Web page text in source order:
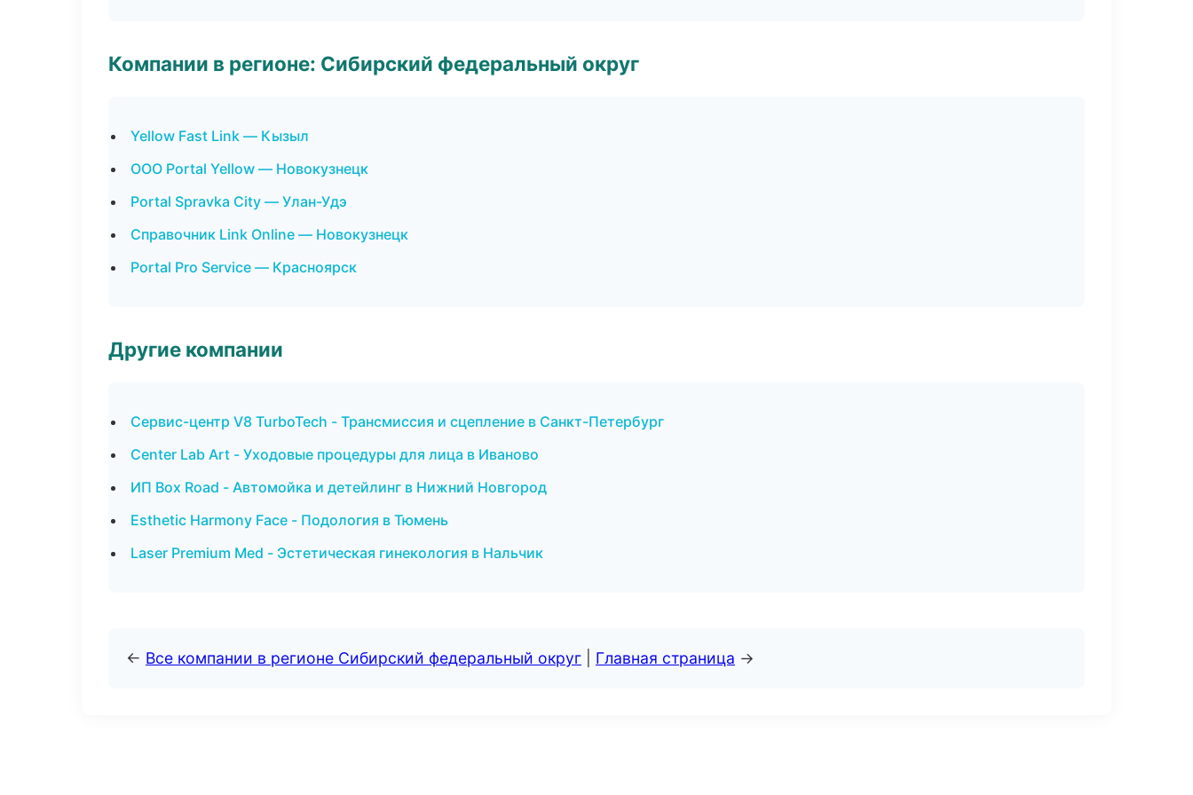
Компании в регионе: Сибирский федеральный округ
Yellow Fast Link — Кызыл
ООО Portal Yellow — Новокузнецк
Portal Spravka City — Улан-Удэ
Справочник Link Online — Новокузнецк
Portal Pro Service — Красноярск
Другие компании
Сервис-центр V8 TurboTech - Трансмиссия и сцепление в Санкт-Петербург
Center Lab Art - Уходовые процедуры для лица в Иваново
ИП Box Road - Автомойка и детейлинг в Нижний Новгород
Esthetic Harmony Face - Подология в Тюмень
Laser Premium Med - Эстетическая гинекология в Нальчик
← Все компании в регионе Сибирский федеральный округ Главная страница →